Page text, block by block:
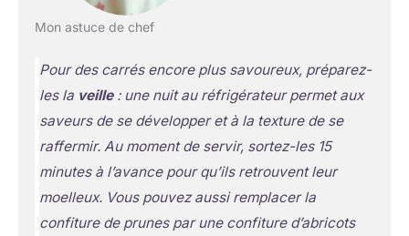
Mon astuce de chef
Pour des carrés encore plus savoureux, préparez-
les la veille: une nuit au réfrigérateur permet aux
saveurs de se développer et à la texture de se
raffermir. Au moment de servir, sortez-les 15
minutes à l’avance pour qu’ils retrouvent leur
moelleux. Vous pouvez aussi remplacer la
confiture de prunes par une confiture d’abricots